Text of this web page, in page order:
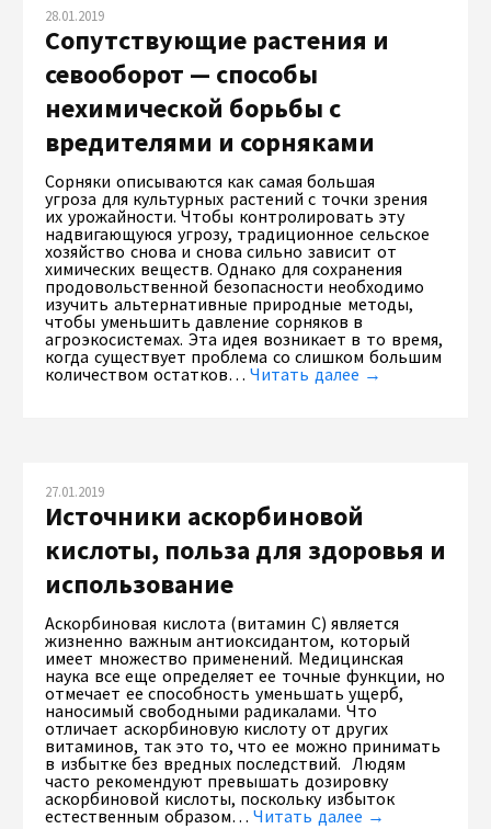
28.01.2019
Сопутствующие растения и
севооборот — способы
нехимической борьбы с
вредителями и сорняками
Сорняки описываются как самая большая
угроза для культурных растений с точки зрения
их урожайности. Чтобы контролировать эту
надвигающуюся угрозу, традиционное сельское
хозяйство снова и снова сильно зависит от
химических веществ. Однако для сохранения
продовольственной безопасности необходимо
изучить альтернативные природные методы,
чтобы уменьшить давление сорняков в
агроэкосистемах. Эта идея возникает в то время,
когда существует проблема со слишком большим
количеством остатков…Читать далее →
27.01.2019
Источники аскорбиновой
кислоты, польза для здоровья и
использование
Аскорбиновая кислота (витамин С) является
жизненно важным антиоксидантом, который
имеет множество применений. Медицинская
наука все еще определяет ее точные функции, но
отмечает ее способность уменьшать ущерб,
наносимый свободными радикалами. Что
отличает аскорбиновую кислоту от других
витаминов, так это то, что ее можно принимать
в избытке без вредных последствий. Людям
часто рекомендуют превышать дозировку
аскорбиновой кислоты, поскольку избыток
естественным образом…Читать далее →